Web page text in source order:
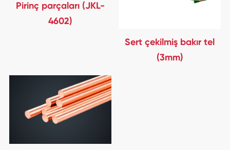
Pirinç parçaları (JKL-
4602)
Sert çekilmiş bakır tel
(3mm)